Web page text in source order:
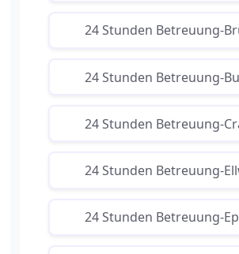
24 Stunden Betreuung-
24 Stunden Betreuung-
24 Stunden Betreuung-
24 Stunden Betreuung-
24 Stunden Betreuung-